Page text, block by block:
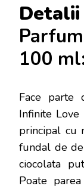
100
Face parte
Infinite
principal cu
fundal de
ciocolata
Poate